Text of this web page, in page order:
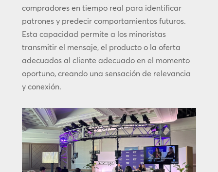
compradores en tiempo real para identificar
patrones y predecir comportamientos futuros.
Esta capacidad permite a los minoristas
transmitir el mensaje, el producto o la oferta
adecuados al cliente adecuado en el momento
oportuno, creando una sensación de relevancia
y conexión.